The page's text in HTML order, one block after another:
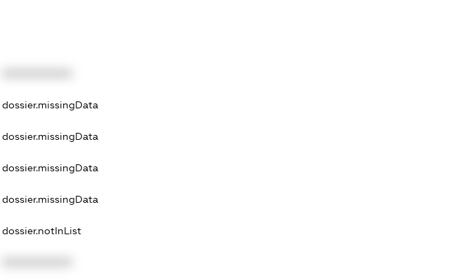
dossier.missingData
dossier.missingData
dossier.missingData
dossier.missingData
dossier.notInList